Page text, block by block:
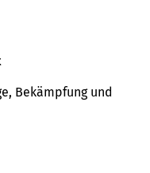
Bekämpfung und